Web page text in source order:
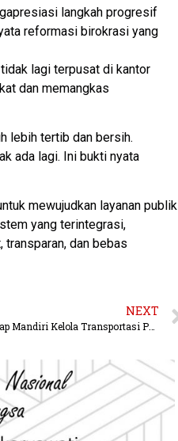
langkah progresif
reformasi birokrasi yang
lagi terpusat di kantor
dan memangkas
lebih tertib dan bersih.
ada lagi. Ini bukti nyata
mewujudkan layanan publik
yang terintegrasi,
transparan, dan bebas
NEXT